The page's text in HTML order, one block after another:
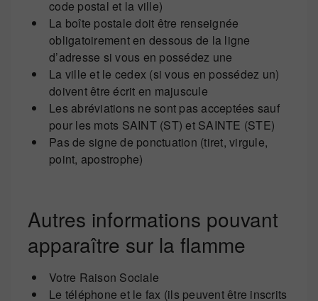
code postal et la ville)
La boîte postale doit être renseignée
obligatoirement en dessous de la ligne
d’adresse si vous en possédez une
La ville et le cedex (si vous en possédez un)
doivent être écrit en majuscule
Les abréviations ne sont pas acceptées sauf
pour les mots SAINT (ST) et SAINTE (STE)
Pas de signe de ponctuation (tiret, virgule,
point, apostrophe)
Autres informations pouvant
apparaître sur la flamme
Votre Raison Sociale
Le téléphone et le fax (ils peuvent être inscrits